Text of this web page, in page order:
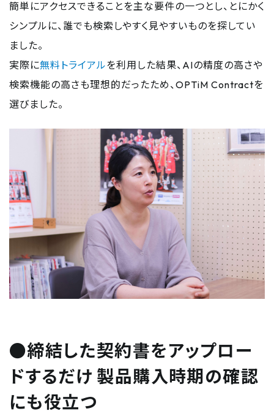
簡単にアクセスできることを主な要件の一つとし、とにかく
シンプルに、誰でも検索しやすく見やすいものを探してい
ました。
実際に無料トライアルを利用した結果、AIの精度の高さや
検索機能の高さも理想的だったため、OPTiM Contractを
選びました。
●締結した契約書をアップロー
ドするだけ 製品購入時期の確認
にも役立つ